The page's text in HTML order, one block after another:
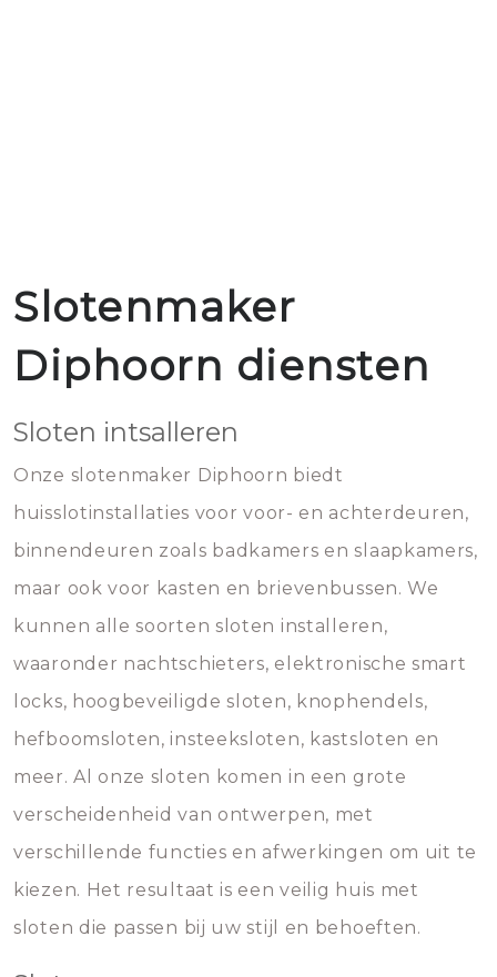
Slotenmaker
Diphoorn diensten
Sloten intsalleren
Onze slotenmaker Diphoorn biedt
huisslotinstallaties voor voor- en achterdeuren,
binnendeuren zoals badkamers en slaapkamers,
maar ook voor kasten en brievenbussen. We
kunnen alle soorten sloten installeren,
waaronder nachtschieters, elektronische smart
locks, hoogbeveiligde sloten, knophendels,
hefboomsloten, insteeksloten, kastsloten en
meer. Al onze sloten komen in een grote
verscheidenheid van ontwerpen, met
verschillende functies en afwerkingen om uit te
kiezen. Het resultaat is een veilig huis met
sloten die passen bij uw stijl en behoeften.